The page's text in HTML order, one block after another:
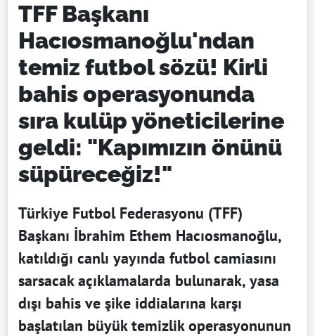
TFF Başkanı
Hacıosmanoğlu'ndan
temiz futbol sözü! Kirli
bahis operasyonunda
sıra kulüp yöneticilerine
geldi: "Kapımızın önünü
süpüreceğiz!"
Türkiye Futbol Federasyonu (TFF)
Başkanı İbrahim Ethem Hacıosmanoğlu,
katıldığı canlı yayında futbol camiasını
sarsacak açıklamalarda bulunarak, yasa
dışı bahis ve şike iddialarına karşı
başlatılan büyük temizlik operasyonunun